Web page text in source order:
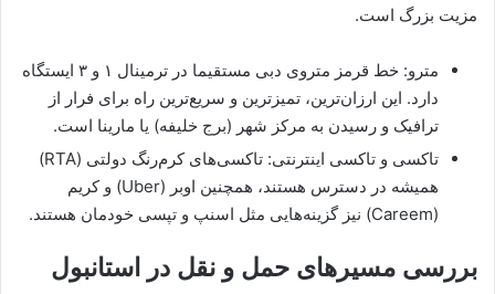
مزیت بزرگ است.
مترو: خط قرمز متروی دبی مستقیما در ترمینال ۱ و ۳ ایستگاه
دارد. این ارزان‌ترین، تمیزترین و سریع‌ترین راه برای فرار از
ترافیک و رسیدن به مرکز شهر (برج خلیفه) یا مارینا است.
تاکسی و تاکسی اینترنتی: تاکسی‌های کرم‌رنگ دولتی (RTA)
همیشه در دسترس هستند، همچنین اوبر (Uber) و کریم
(Careem) نیز گزینه‌هایی مثل اسنپ و تپسی خودمان هستند.
بررسی مسیرهای حمل و نقل در استانبول